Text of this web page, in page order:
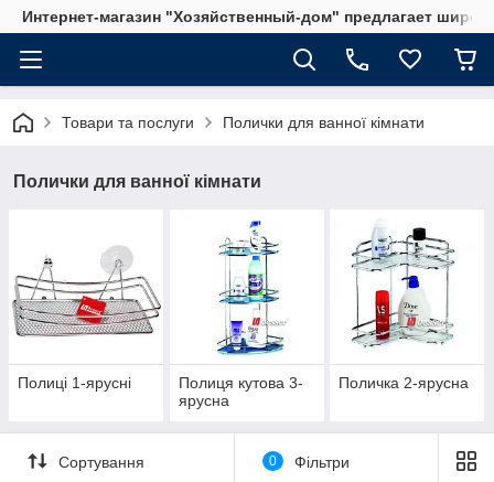
Интернет-магазин "Хозяйственный-дом" предлагает
Товари та послуги Полички для ванної кімнати
Полички для ванної кімнати
Полиці 1-ярусні
Полиця кутова 3-
ярусна
Поличка 2-ярусна
Сортування 0 Фільтри